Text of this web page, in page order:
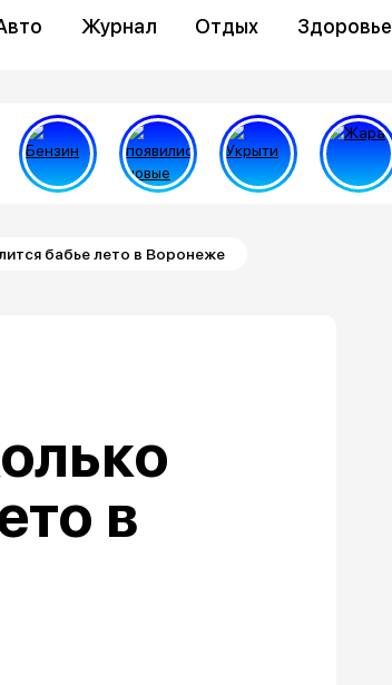
Журнал Отдых Здоровье
бабье лето в Воронеже
в